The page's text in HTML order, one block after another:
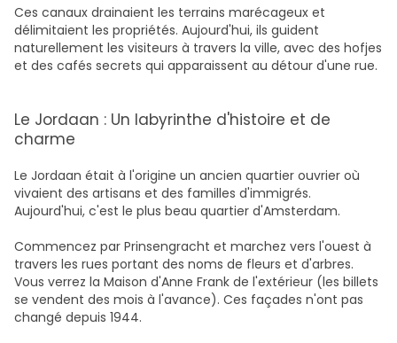
Ces canaux drainaient les terrains marécageux et
délimitaient les propriétés. Aujourd'hui, ils guident
naturellement les visiteurs à travers la ville, avec des hofjes
et des cafés secrets qui apparaissent au détour d'une rue.
Le Jordaan : Un labyrinthe d'histoire et de
charme
Le Jordaan était à l'origine un ancien quartier ouvrier où
vivaient des artisans et des familles d'immigrés.
Aujourd'hui, c'est le plus beau quartier d'Amsterdam.
Commencez par Prinsengracht et marchez vers l'ouest à
travers les rues portant des noms de fleurs et d'arbres.
Vous verrez la Maison d'Anne Frank de l'extérieur (les billets
se vendent des mois à l'avance). Ces façades n'ont pas
changé depuis 1944.